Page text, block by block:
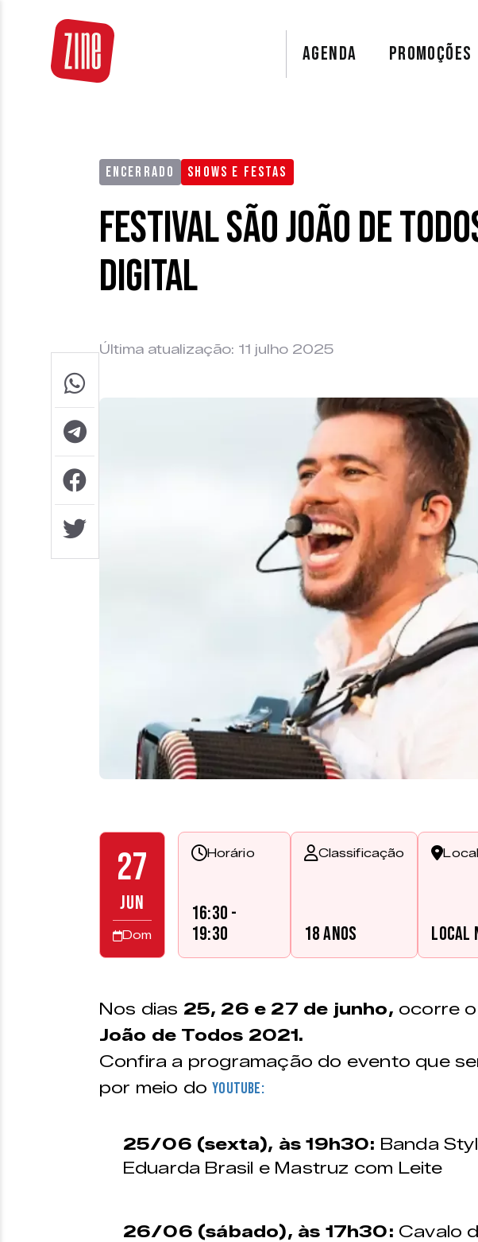
AGENDA PROMOÇÕES
ENCERRADO SHOWS E FESTAS
Festival São João de
Digital
Última atualização: 11 julho 2025
27
JUN
Dom
Horário
16:30 -
19:30
Classificação
18 anos
Local
Local
Nos dias 25, 26 e 27 de junho, ocorre o
João de Todos 2021.
Confira a programação do evento que
por meio doYoutube:
25/06 (sexta), às 19h30: Banda
Eduarda Brasil e Mastruz com Leite
26/06 (sábado), às 17h30: Cavalo